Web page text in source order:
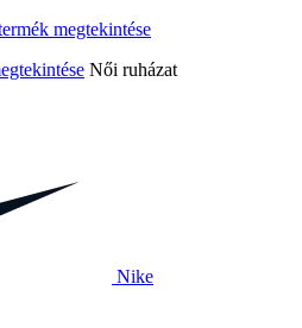
Női ruházat
Nike